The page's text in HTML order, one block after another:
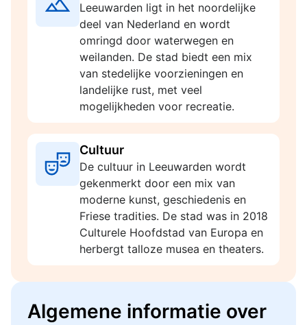
Leeuwarden ligt in het noordelijke
deel van Nederland en wordt
omringd door waterwegen en
weilanden. De stad biedt een mix
van stedelijke voorzieningen en
landelijke rust, met veel
mogelijkheden voor recreatie.
Cultuur
De cultuur in Leeuwarden wordt
gekenmerkt door een mix van
moderne kunst, geschiedenis en
Friese tradities. De stad was in 2018
Culturele Hoofdstad van Europa en
herbergt talloze musea en theaters.
Algemene informatie over